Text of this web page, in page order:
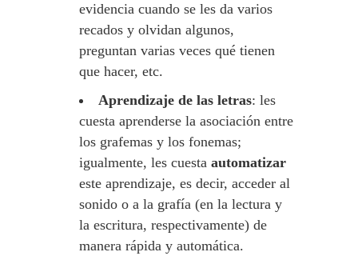
evidencia cuando se les da varios
recados y olvidan algunos,
preguntan varias veces qué tienen
que hacer, etc.
Aprendizaje de las letras: les
cuesta aprenderse la asociación entre
los grafemas y los fonemas;
igualmente, les cuesta automatizar
este aprendizaje, es decir, acceder al
sonido o a la grafía (en la lectura y
la escritura, respectivamente) de
manera rápida y automática.